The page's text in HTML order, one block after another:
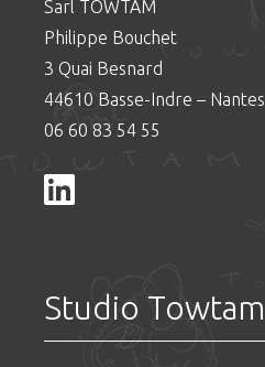
Sarl TOWTAM
Philippe Bouchet
3 Quai Besnard
44610 Basse-Indre – Nantes
06 60 83 54 55
Studio Towtam